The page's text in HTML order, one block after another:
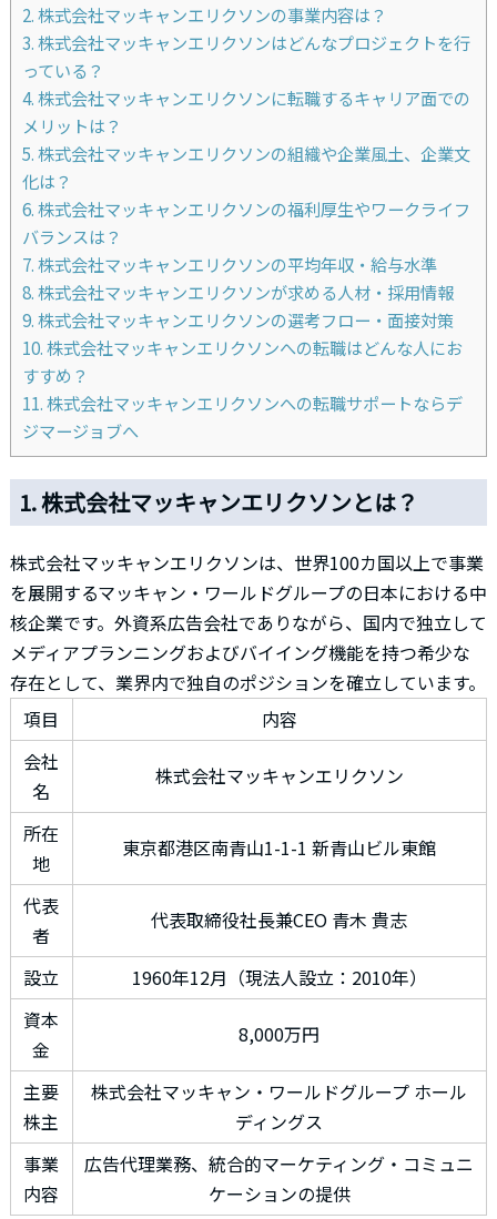
2. 株式会社マッキャンエリクソンの事業内容は？
3. 株式会社マッキャンエリクソンはどんなプロジェクトを行
っている？
4. 株式会社マッキャンエリクソンに転職するキャリア面での
メリットは？
5. 株式会社マッキャンエリクソンの組織や企業風土、企業文
化は？
6. 株式会社マッキャンエリクソンの福利厚生やワークライフ
バランスは？
7. 株式会社マッキャンエリクソンの平均年収・給与水準
8. 株式会社マッキャンエリクソンが求める人材・採用情報
9. 株式会社マッキャンエリクソンの選考フロー・面接対策
10. 株式会社マッキャンエリクソンへの転職はどんな人にお
すすめ？
11. 株式会社マッキャンエリクソンへの転職サポートならデ
ジマージョブへ
1. 株式会社マッキャンエリクソンとは？
株式会社マッキャンエリクソンは、世界100カ国以上で事業
を展開するマッキャン・ワールドグループの日本における中
核企業です。外資系広告会社でありながら、国内で独立して
メディアプランニングおよびバイイング機能を持つ希少な
存在として、業界内で独自のポジションを確立しています。
項目
内容
会社
名
株式会社マッキャンエリクソン
所在
地
東京都港区南青山1-1-1 新青山ビル東館
代表
者
代表取締役社長兼CEO 青木 貴志
設立
1960年12月（現法人設立：2010年）
資本
金
8,000万円
主要
株主
株式会社マッキャン・ワールドグループ ホール
ディングス
事業
内容
広告代理業務、統合的マーケティング・コミュニ
ケーションの提供